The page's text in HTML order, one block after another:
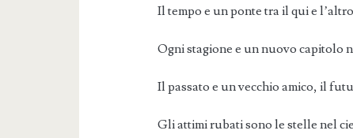
Il tempo e un ponte tra il qui e
Ogni stagione e un nuovo capitolo
Il passato e un vecchio amico, il
Gli attimi rubati sono le stelle nel